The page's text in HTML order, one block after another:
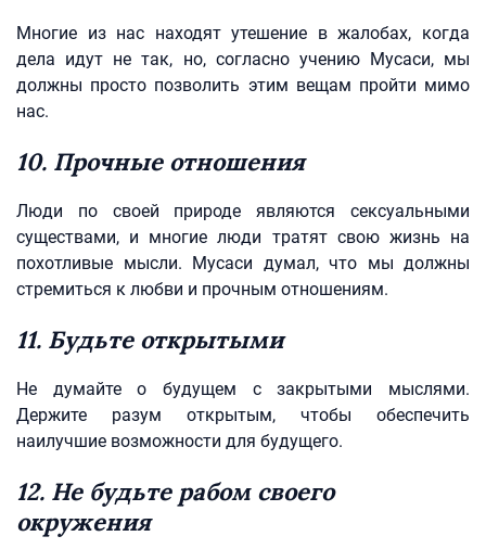
Многие из нас находят утешение в жалобах, когда
дела идут не так, но, согласно учению Мусаси, мы
должны просто позволить этим вещам пройти мимо
нас.
10. Прочные отношения
Люди по своей природе являются сексуальными
существами, и многие люди тратят свою жизнь на
похотливые мысли. Мусаси думал, что мы должны
стремиться к любви и прочным отношениям.
11. Будьте открытыми
Не думайте о будущем с закрытыми мыслями.
Держите разум открытым, чтобы обеспечить
наилучшие возможности для будущего.
12. Не будьте рабом своего
окружения